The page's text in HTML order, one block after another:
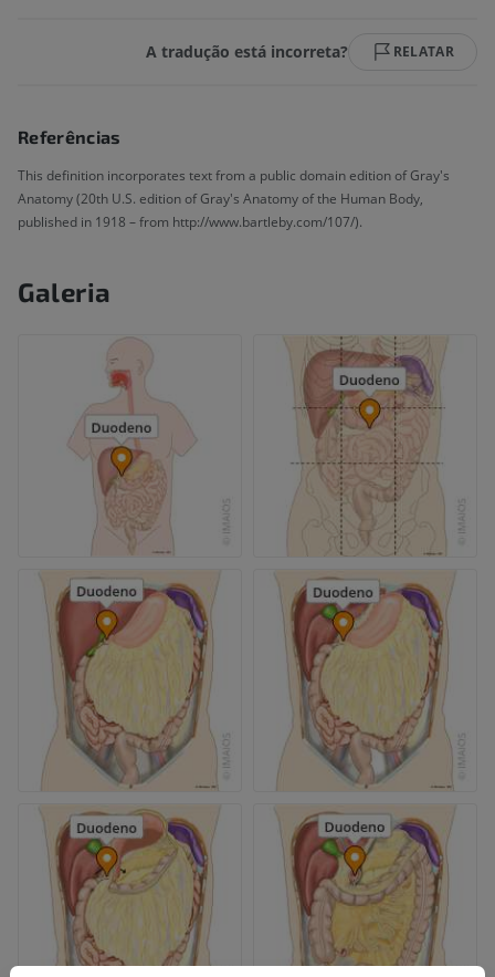
A tradução está incorreta? RELATAR
Referências
This definition incorporates text from a public domain edition of Gray's
Anatomy (20th U.S. edition of Gray's Anatomy of the Human Body,
published in 1918 – from http://www.bartleby.com/107/).
Galeria